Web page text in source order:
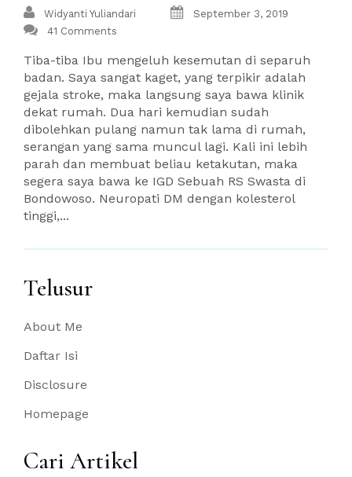
Widyanti Yuliandari
September 3, 2019
41 Comments
Tiba-tiba Ibu mengeluh kesemutan di separuh
badan. Saya sangat kaget, yang terpikir adalah
gejala stroke, maka langsung saya bawa klinik
dekat rumah. Dua hari kemudian sudah
dibolehkan pulang namun tak lama di rumah,
serangan yang sama muncul lagi. Kali ini lebih
parah dan membuat beliau ketakutan, maka
segera saya bawa ke IGD Sebuah RS Swasta di
Bondowoso. Neuropati DM dengan kolesterol
tinggi,...
Telusur
About Me
Daftar Isi
Disclosure
Homepage
Cari Artikel